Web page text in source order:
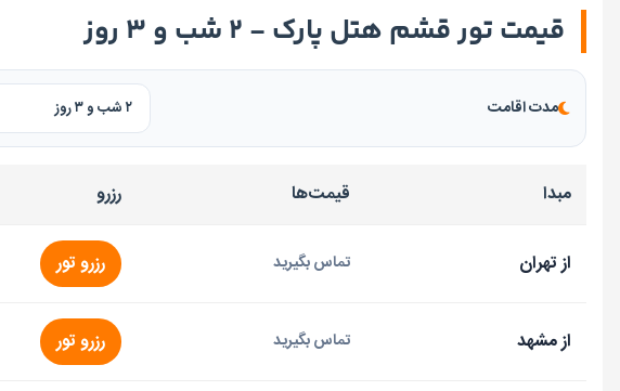
قیمت تور قشم هتل پارک - ۲ شب و ۳ روز
مدت اقامت
مبدا قیمت‌ها رزرو
از تهران تماس بگیرید رزرو تور
از مشهد تماس بگیرید رزرو تور